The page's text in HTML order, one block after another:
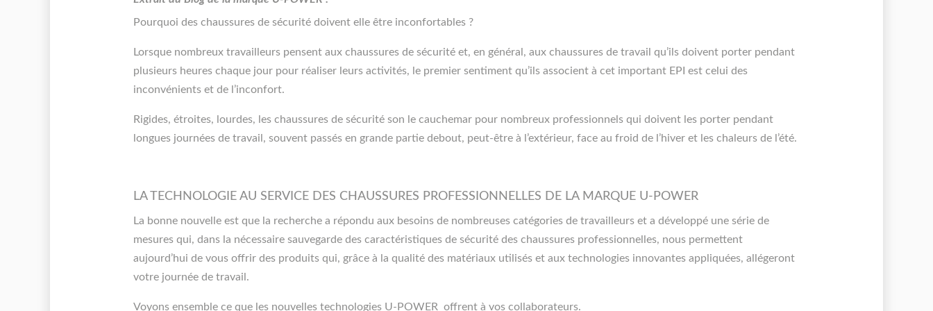
Pourquoi des chaussures de sécurité doivent elle être inconfortables ?
Lorsque nombreux travailleurs pensent aux chaussures de sécurité et, en général, aux chaussures de travail qu’ils doivent porter pendant
plusieurs heures chaque jour pour réaliser leurs activités, le premier sentiment qu’ils associent à cet important EPI est celui des
inconvénients et de l’inconfort.
Rigides, étroites, lourdes, les chaussures de sécurité son le cauchemar pour nombreux professionnels qui doivent les porter pendant
longues journées de travail, souvent passés en grande partie debout, peut-être à l’extérieur, face au froid de l’hiver et les chaleurs de l’été.
LA TECHNOLOGIE AU SERVICE DES CHAUSSURES PROFESSIONNELLES DE LA MARQUE U-POWER
La bonne nouvelle est que la recherche a répondu aux besoins de nombreuses catégories de travailleurs et a développé une série de
mesures qui, dans la nécessaire sauvegarde des caractéristiques de sécurité des chaussures professionnelles, nous permettent
aujourd’hui de vous offrir des produits qui, grâce à la qualité des matériaux utilisés et aux technologies innovantes appliquées, allégeront
votre journée de travail.
Voyons ensemble ce que les nouvelles technologies U-POWER offrent à vos collaborateurs.